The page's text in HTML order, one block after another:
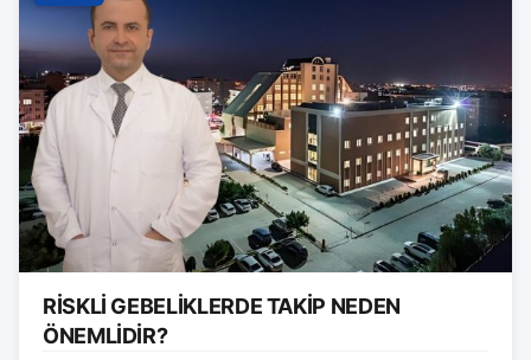
RİSKLİ GEBELİKLERDE TAKİP NEDEN
ÖNEMLİDİR?